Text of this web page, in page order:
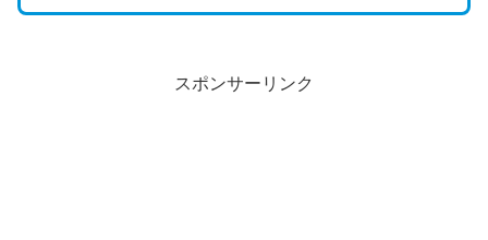
スポンサーリンク